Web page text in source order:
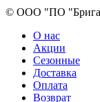
© ООО "ПО
О нас
Акции
Сезонные
Доставка
Оплата
Возврат